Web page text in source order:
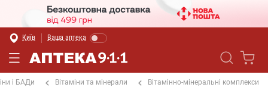
Київ Ваша аптека
і БАДи Вітаміни та мінерали Вітамінно-мінеральні комплекси